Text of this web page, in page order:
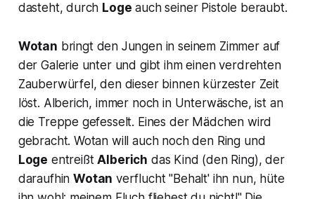
dasteht, durch Loge auch seiner Pistole beraubt.
Wotan bringt den Jungen in seinem Zimmer auf
der Galerie unter und gibt ihm einen verdrehten
Zauberwürfel, den dieser binnen kürzester Zeit
löst. Alberich, immer noch in Unterwäsche, ist an
die Treppe gefesselt. Eines der Mädchen wird
gebracht. Wotan will auch noch den Ring und
Loge entreißtAlberich das Kind (den Ring), der
daraufhinWotan verflucht "Behalt' ihn nun, hüte